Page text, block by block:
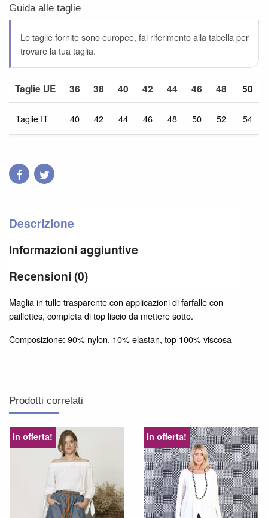
Guida alle taglie
Le taglie fornite sono europee, fai riferimento alla tabella per
trovare la tua taglia.
Taglie UE 36 38 40 42 44 46 48 50
Taglie IT 40 42 44 46 48 50 52 54
Descrizione
Informazioni aggiuntive
Recensioni (0)
Maglia in tulle trasparente con applicazioni di farfalle con
paillettes, completa di top liscio da mettere sotto.
Composizione: 90% nylon, 10% elastan, top 100% viscosa
Prodotti correlati
In offerta! In offerta!